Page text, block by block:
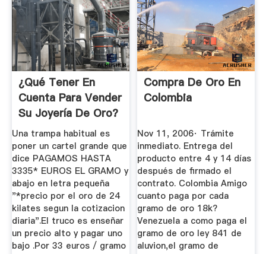
¿Qué Tener En
Cuenta Para Vender
Su Joyería De Oro?
Una trampa habitual es
poner un cartel grande que
dice PAGAMOS HASTA
3335* EUROS EL GRAMO y
abajo en letra pequeña
"*precio por el oro de 24
kilates segun la cotizacion
diaria".El truco es enseñar
un precio alto y pagar uno
bajo .Por 33 euros / gramo
Compra De Oro En
Colombia
Nov 11, 2006· Trámite
inmediato. Entrega del
producto entre 4 y 14 días
después de firmado el
contrato. Colombia Amigo
cuanto paga por cada
gramo de oro 18k?
Venezuela a como paga el
gramo de oro ley 841 de
aluvion,el gramo de